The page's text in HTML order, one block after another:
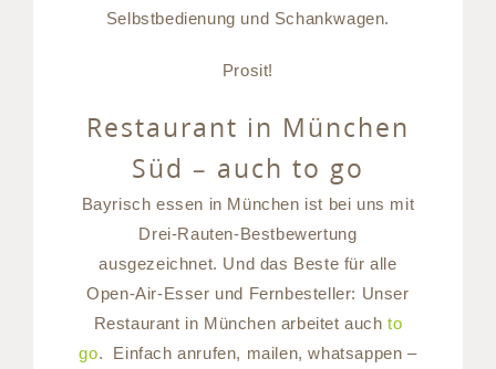
Selbstbedienung und Schankwagen.
Prosit!
Restaurant in München
Süd – auch to go
Bayrisch essen in München ist bei uns mit
Drei-Rauten-Bestbewertung
ausgezeichnet. Und das Beste für alle
Open-Air-Esser und Fernbesteller: Unser
Restaurant in München arbeitet auchto
go. Einfach anrufen, mailen, whatsappen –